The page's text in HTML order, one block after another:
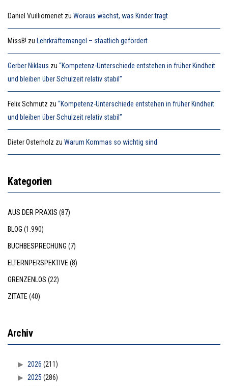
Daniel Vuilliomenet zu Woraus wächst, was Kinder trägt
MissB! zu Lehrkräftemangel – staatlich gefördert
Gerber Niklaus zu “Kompetenz-Unterschiede entstehen in früher Kindheit
und bleiben über Schulzeit relativ stabil”
Felix Schmutz zu “Kompetenz-Unterschiede entstehen in früher Kindheit
und bleiben über Schulzeit relativ stabil”
Dieter Osterholz zu Warum Kommas so wichtig sind
Kategorien
AUS DER PRAXIS (87)
BLOG (1.990)
BUCHBESPRECHUNG (7)
ELTERNPERSPEKTIVE(8)
GRENZENLOS (22)
ZITATE(40)
Archiv
2026 (211)
2025 (286)